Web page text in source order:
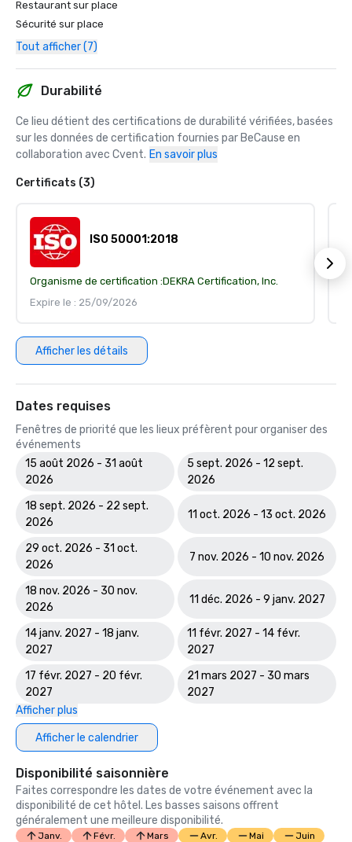
Restaurant sur place
Sécurité sur place
Tout afficher (7)
Durabilité
Ce lieu détient des certifications de durabilité vérifiées, basées
sur les données de certification fournies par BeCause en
collaboration avec Cvent. En savoir plus
Certificats (3)
ISO 50001:2018
Organisme de certification :DEKRA Certification, Inc.
Expire le : 25/09/2026
Afficher les détails
Dates requises
Fenêtres de priorité que les lieux préfèrent pour organiser des
événements
15 août 2026 - 31 août
2026
5 sept. 2026 - 12 sept.
2026
18 sept. 2026 - 22 sept.
2026
11 oct. 2026 - 13 oct. 2026
29 oct. 2026 - 31 oct.
2026
7 nov. 2026 - 10 nov. 2026
18 nov. 2026 - 30 nov.
2026
11 déc. 2026 - 9 janv. 2027
14 janv. 2027 - 18 janv.
2027
11 févr. 2027 - 14 févr.
2027
17 févr. 2027 - 20 févr.
2027
21 mars 2027 - 30 mars
2027
Afficher plus
Afficher le calendrier
Disponibilité saisonnière
Faites correspondre les dates de votre événement avec la
disponibilité de cet hôtel. Les basses saisons offrent
généralement une meilleure disponibilité.
Janv. Févr. Mars Avr. Mai
Juin